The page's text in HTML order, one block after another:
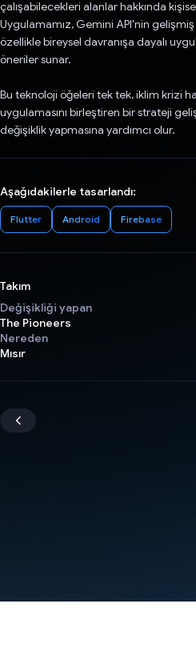
çalışabilecekleri alanlar hakkında
Uygulamamız, Gemini API'nin
özellikle bireysel davranışa dayalı
öneriler sunar.
Bu teknoloji öğeleri tek tek, iklim krizi
uygulamasını birleştiren bir strateji
değişiklik yapmasına yardımcı olur.
Aşağıdakilerle tasarlandı:
Flutter Android Firebase
Takım
Değişikliği yapan
The Pioneers
Nereden
Mısır